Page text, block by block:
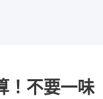
！不要一味